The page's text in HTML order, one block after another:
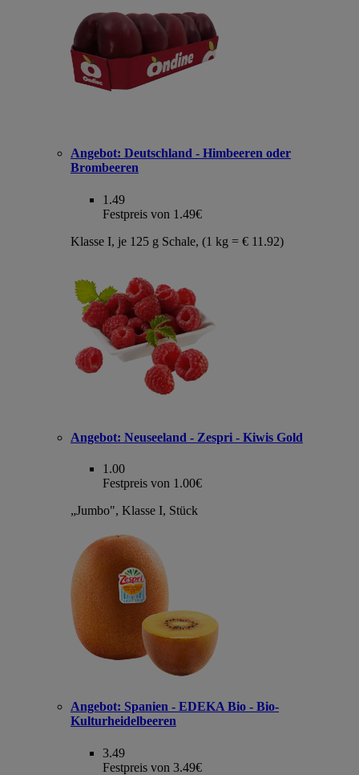
Angebot: Deutschland - Himbeeren oder
Brombeeren
1.49
Festpreis von 1.49€
Klasse I, je 125 g Schale, (1 kg = € 11.92)
Angebot: Neuseeland - Zespri - Kiwis Gold
1.00
Festpreis von 1.00€
„Jumbo", Klasse I, Stück
Angebot: Spanien - EDEKA Bio - Bio-
Kulturheidelbeeren
3.49
Festpreis von 3.49€